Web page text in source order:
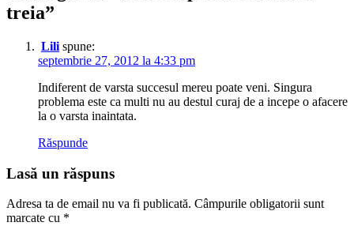
treia”
Lili spune:
septembrie 27, 2012 la 4:33 pm
Indiferent de varsta succesul mereu poate veni. Singura
problema este ca multi nu au destul curaj de a incepe o afacere
la o varsta inaintata.
Răspunde
Lasă un răspuns
Adresa ta de email nu va fi publicată. Câmpurile obligatorii sunt
marcate cu *